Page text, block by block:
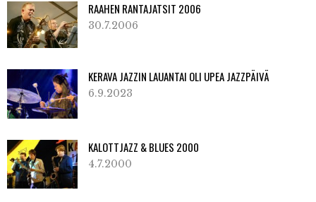
RAAHEN RANTAJATSIT 2006
30.7.2006
KERAVA JAZZIN LAUANTAI OLI UPEA JAZZPÄIVÄ
6.9.2023
KALOTTJAZZ & BLUES 2000
4.7.2000